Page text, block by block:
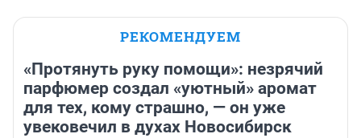
РЕКОМЕНДУЕМ
«Протянуть руку помощи»: незрячий
парфюмер создал «уютный» аромат
для тех, кому страшно, — он уже
увековечил в духах Новосибирск